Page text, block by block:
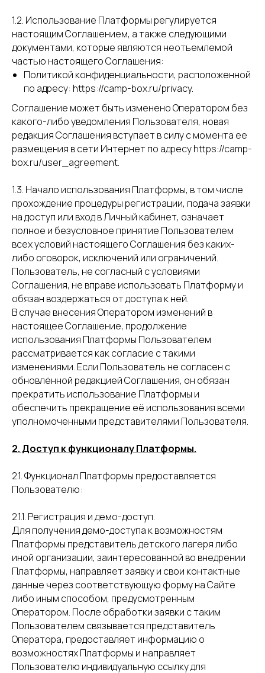
1.2. Использование Платформы регулируется
настоящим Соглашением, а также следующими
документами, которые являются неотъемлемой
частью настоящего Соглашения:
Политикой конфиденциальности, расположенной
по адресу: https://camp-box.ru/privacy.
Соглашение может быть изменено Оператором без
какого-либо уведомления Пользователя, новая
редакция Соглашения вступает в силу с момента ее
размещения в сети Интернет по адресу https://camp-
box.ru/user_agreement.
1.3. Начало использования Платформы, в том числе
прохождение процедуры регистрации, подача заявки
на доступ или вход в Личный кабинет, означает
полное и безусловное принятие Пользователем
всех условий настоящего Соглашения без каких-
либо оговорок, исключений или ограничений.
Пользователь, не согласный с условиями
Соглашения, не вправе использовать Платформу и
обязан воздержаться от доступа к ней.
В случае внесения Оператором изменений в
настоящее Соглашение, продолжение
использования Платформы Пользователем
рассматривается как согласие с такими
изменениями. Если Пользователь не согласен с
обновлённой редакцией Соглашения, он обязан
прекратить использование Платформы и
обеспечить прекращение её использования всеми
уполномоченными представителями Пользователя.
2. Доступ к функционалу Платформы.
2.1. Функционал Платформы предоставляется
Пользователю:
2.1.1. Регистрация и демо-доступ.
Для получения демо-доступа к возможностям
Платформы представитель детского лагеря либо
иной организации, заинтересованной во внедрении
Платформы, направляет заявку и свои контактные
данные через соответствующую форму на Сайте
либо иным способом, предусмотренным
Оператором. После обработки заявки с таким
Пользователем связывается представитель
Оператора, предоставляет информацию о
возможностях Платформы и направляет
Пользователю индивидуальную ссылку для